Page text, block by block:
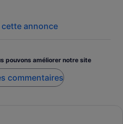
cette annonce
pouvons améliorer notre site
commentaires